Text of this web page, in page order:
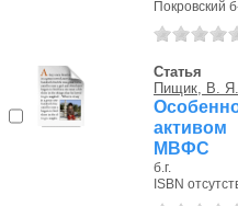
Покровский
Статья
Пищик, В. Я.
МВФС
б.г.
ISBN